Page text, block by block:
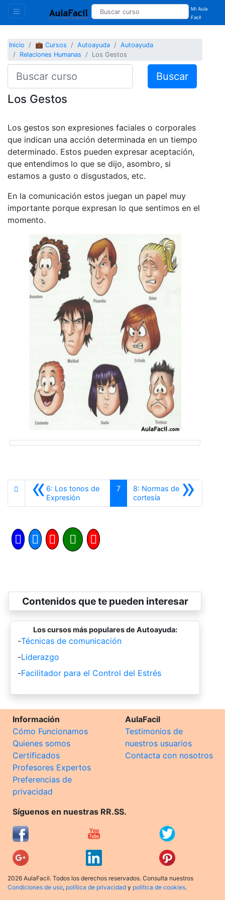
Mi Aula
Facil
Inicio 💼 Cursos Autoayuda
Autoayuda
Relaciones Humanas
Los Gestos
Buscar
Los Gestos
Los gestos son expresiones faciales o corporales
que indican una acción determinada en un tiempo
determinado. Estos pueden expresar aceptación,
que entendimos lo que se dijo, asombro, si
estamos a gusto o disgustados, etc.
En la comunicación estos juegan un papel muy
importante porque expresan lo que sentimos en el
momento.
«6: Los tonos de
ExpresiónAnterior
7 »
8: Normas de
cortesíaSiguiente
Contenidos que te pueden interesar
Los cursos más populares de Autoayuda:
-Técnicas de comunicación
-Liderazgo
-Facilitador para el Control del Estrés
Información
Cómo Funcionamos
Quienes somos
Certificados
Profesores Expertos
Preferencias de
privacidad
AulaFacil
Testimonios de
nuestros usuarios
Contacta con nosotros
Síguenos en nuestras RR.SS.
2026 AulaFacil. Todos los derechos reservados. Consulta nuestros
Condiciones de uso, política de privacidad y política de cookies.